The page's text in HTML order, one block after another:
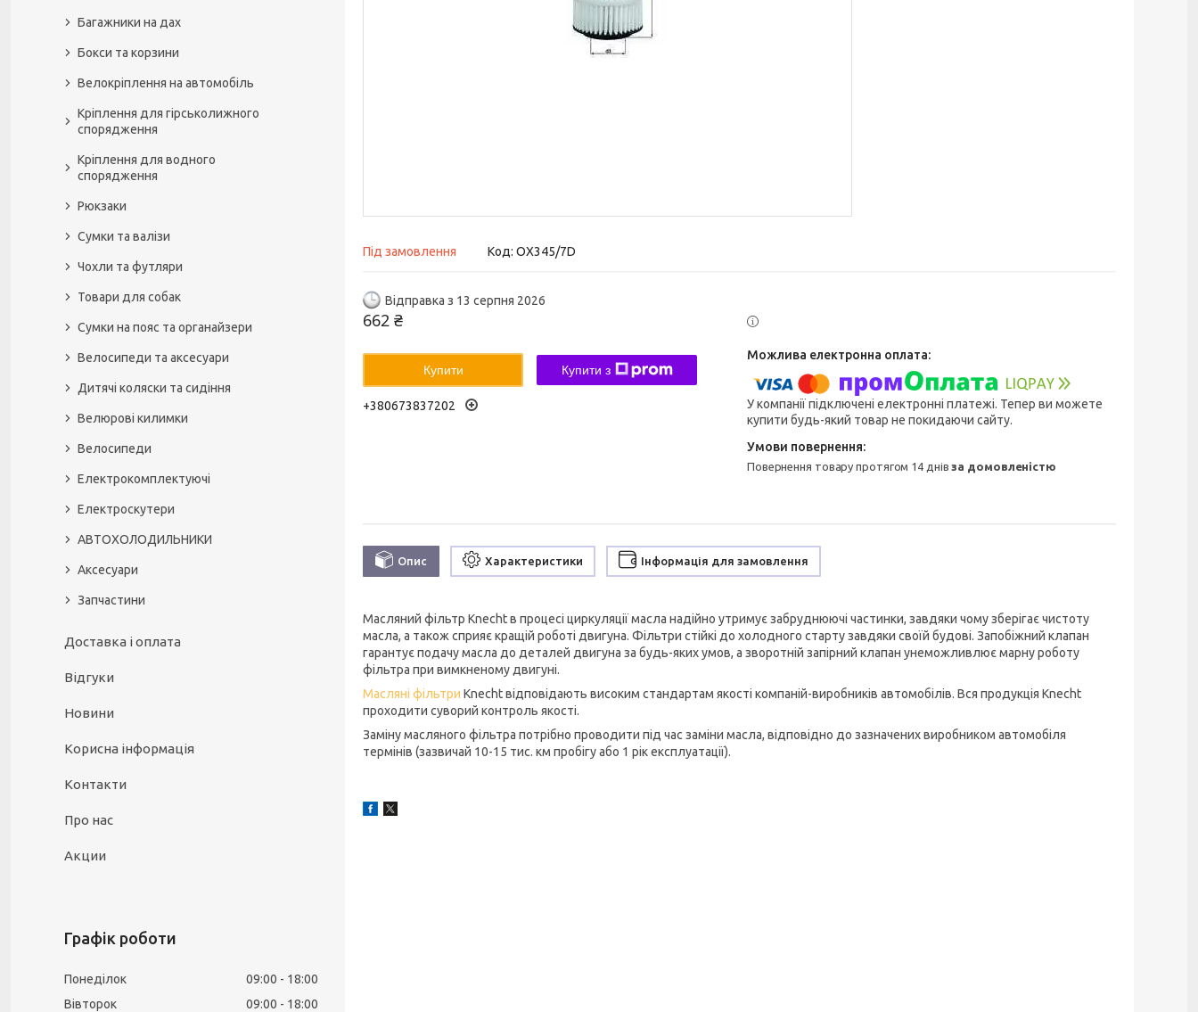
Під замовлення Код: OX345/7D
Відправка з 13 серпня 2026
662 ₴
Купити Купити з
+380673837202
У компанії підключені електронні платежі. Тепер ви можете
купити будь-який товар не покидаючи сайту.
повернення товару протягом 14 днівза домовленістю
Опис Характеристики Інформація для замовлення
Масляний фільтр Knecht в процесі циркуляції масла надійно утримує забруднюючі частинки, завдяки чому зберігає чистоту
масла, а також сприяє кращій роботі двигуна. Фільтри стійкі до холодного старту завдяки своїй будові. Запобіжний клапан
гарантує подачу масла до деталей двигуна за будь-яких умов, а зворотній запірний клапан унеможливлює марну роботу
фільтра при вимкненому двигуні.
Масляні фільтри Knecht відповідають високим стандартам якості компаній-виробників автомобілів. Вся продукція Knecht
проходити суворий контроль якості.
Заміну масляного фільтра потрібно проводити під час заміни масла, відповідно до зазначених виробником автомобіля
термінів (зазвичай 10-15 тис. км пробігу або 1 рік експлуатації).
Багажники на дах
Бокси та корзини
Велокріплення на автомобіль
Кріплення для гірськолижного
спорядження
Кріплення для водного
спорядження
Рюкзаки
Сумки та валізи
Чохли та футляри
Товари для собак
Сумки на пояс та органайзери
Велосипеди та аксесуари
Дитячі коляски та сидіння
Велюрові килимки
Велосипеди
Електрокомплектуючі
Електроскутери
АВТОХОЛОДИЛЬНИКИ
Аксесуари
Запчастини
Доставка і оплата
Відгуки
Новини
Корисна інформація
Контакти
Про нас
Акции
Графік роботи
Понеділок 09:00
18:00
Вівторок
09:00
18:00